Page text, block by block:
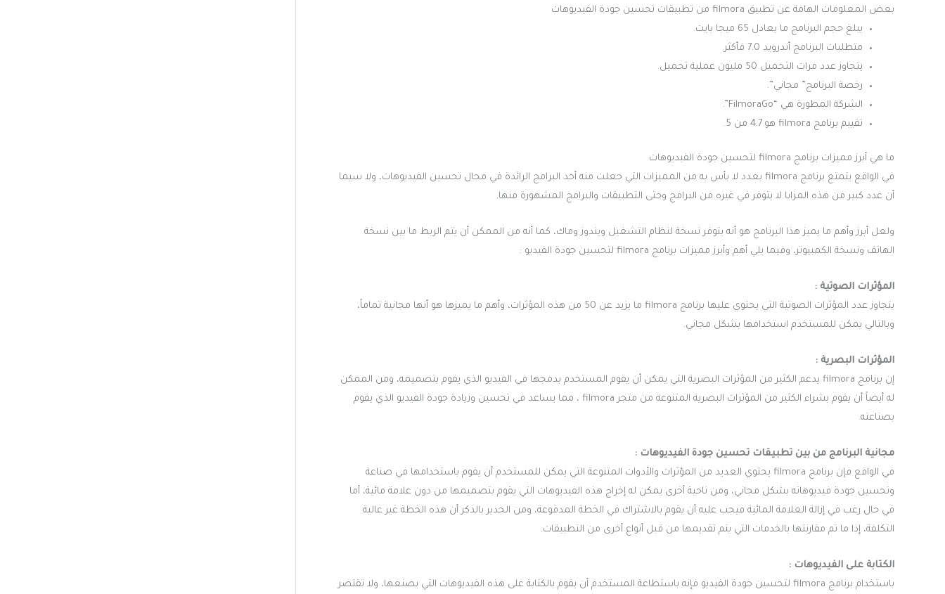
بعض المعلومات الهامة عن تطبيق filmora من تطبيقات تحسين جودة الفيديوهات
يبلغ حجم البرنامج ما يعادل 65 ميجا بايت.
متطلبات البرنامج أندرويد 7.0 فأكثر.
يتجاوز عدد مرات التحميل 50 مليون عملية تحميل.
رخصة البرنامج” مجاني”.
الشركة المطورة هي “FilmoraGo”.
تقيبم برنامج filmora هو 4.7 من 5.
ما هي أبرز مميزات برنامج filmora لتحسين جودة الفيديوهات
في الواقع يتمتع برنامج filmora بعدد لا بأس به من المميزات التي جعلت منه أحد البرامج الرائدة في مجال تحسين الفيديوهات، ولا سيما
أن عدد كبير من هذه المزايا لا يتوفر في غيره من البرامج وحتى التطبيقات والبرامج المشهورة منها.
ولعل أبرز وأهم ما يميز هذا البرنامج هو أنه يتوفر نسخة لنظام التشغيل ويندوز وماك، كما أنه من الممكن أن يتم الربط ما بين نسخة
الهاتف ونسخة الكمبيوتر، وفيما يلي أهم وأبرز مميزات برنامج filmora لتحسين جودة الفيديو :
المؤثرات الصوتية :
يتجاوز عدد المؤثرات الصوتية التي يحتوي عليها برنامج filmora ما يزيد عن 50 من هذه المؤثرات، وأهم ما يميزها هو أنها مجانية تماماً،
وبالتالي يمكن للمستخدم استخدامها بشكل مجاني.
المؤثرات البصرية :
إن برنامج filmora يدعم الكثير من المؤثرات البصرية التي يمكن أن يقوم المستخدم بدمجها في الفيديو الذي يقوم بتصميمه، ومن الممكن
له أيضاً أن يقوم بشراء الكثير من المؤثرات البصرية المتنوعة من متجر filmora ، مما يساعد في تحسين وزيادة جودة الفيديو الذي يقوم
بصناعته.
مجانية البرنامج من بين تطبيقات تحسين جودة الفيديوهات :
في الواقع فإن برنامج filmora يحتوي العديد من المؤثرات والأدوات المتنوعة التي يمكن للمستخدم أن يقوم باستخدامها في صناعة
وتحسين جودة فيديوهاته بشكل مجاني، ومن ناحية أخرى يمكن له إخراج هذه الفيديوهات التي يقوم بتصميمها من دون علامة مائية، أما
في حال رغب في إزالة العلامة المائية فيجب عليه أن يقوم بالاشتراك في الخطة المدفوعة، ومن الجدير بالذكر أن هذه الخطة غير عالية
التكلفة، إذا ما تم مقارنتها بالخدمات التي يتم تقديمها من قبل أنواع أخرى من التطبيقات.
الكتابة على الفيديوهات :
باستخدام برنامج filmora لتحسين جودة الفيديو فإنه باستطاعة المستخدم أن يقوم بالكتابة على هذه الفيديوهات التي يصنعها، ولا تقتصر